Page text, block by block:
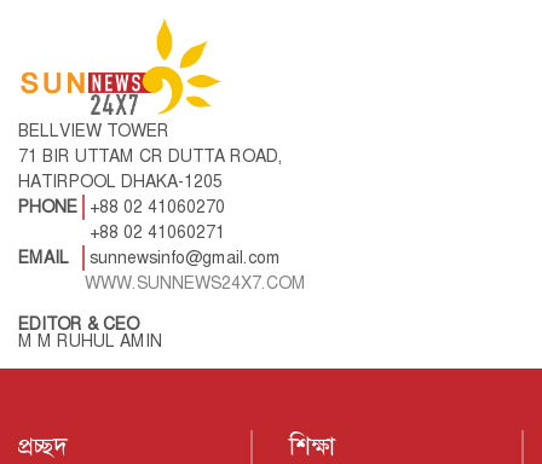
BELLVIEW TOWER
71 BIR UTTAM CR DUTTA ROAD,
HATIRPOOL DHAKA-1205
PHONE
+88 02 41060270
+88 02 41060271
EMAIL
sunnewsinfo@gmail.com
WWW.SUNNEWS24X7.COM
EDITOR & CEO
M M RUHUL AMIN
প্রচ্ছদ শিক্ষা